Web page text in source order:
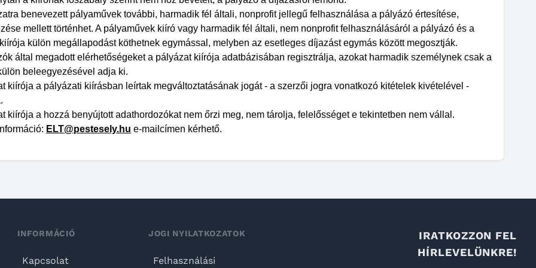
benevezett pályaművek további, harmadik fél általi, nonprofit jellegű felhasználása a pályázó értesítése,
mellett történhet. A pályaművek kiíró vagy harmadik fél általi, nem nonprofit felhasználásáról a pályázó és a
külön megállapodást köthetnek egymással, melyben az esetleges díjazást egymás között megosztják.
által megadott elérhetőségeket a pályázat kiírója adatbázisában regisztrálja, azokat harmadik személynek csak a
beleegyezésével adja ki.
kiírója a pályázati kiírásban leírtak megváltoztatásának jogát - a szerzői jogra vonatkozó kitételek kivételével -
kiírója a hozzá benyújtott adathordozókat nem őrzi meg, nem tárolja, felelősséget e tekintetben nem vállal.
ELT@pestesely.hu e-mailcímen kérhető.
INFORMÁCIÓ
Kapcsolat
JOGI NYILATKOZATOK
Felhasználási
IRATKOZZON FEL
HÍRLEVELÜNKRE!